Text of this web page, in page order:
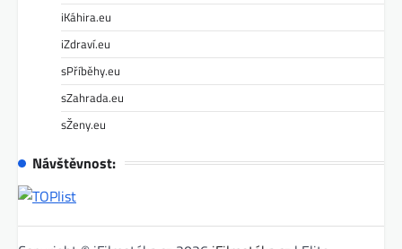
iKáhira.eu
iZdraví.eu
sPříběhy.eu
sZahrada.eu
sŽeny.eu
Návštěvnost: